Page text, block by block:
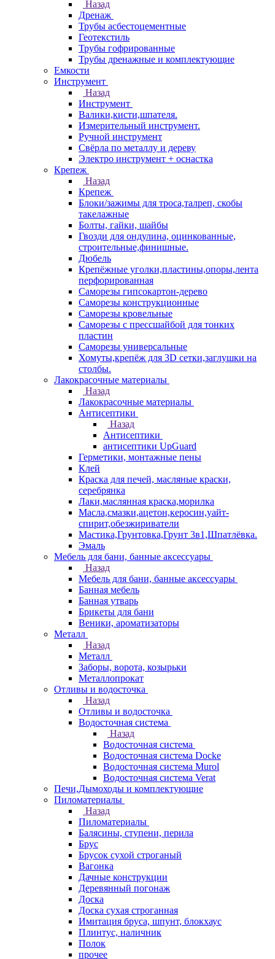
Назад
Дренаж
Трубы асбестоцементные
Геотекстиль
Трубы гофрированные
Трубы дренажные и комплектующие
Емкости
Инструмент
Назад
Инструмент
Валики,кисти,шпателя.
Измерительный инструмент.
Ручной инструмент
Свёрла по металлу и дереву
Электро инструмент + оснастка
Крепеж
Назад
Крепеж
Блоки/зажимы для троса,талреп, скобы
такелажные
Болты, гайки, шайбы
Гвозди для ондулина, оцинкованные,
строительные,финишные.
Дюбель
Крепёжные уголки,пластины,опоры,лента
перфорированная
Саморезы гипсокартон-дерево
Саморезы конструкционные
Саморезы кровельные
Саморезы с прессшайбой для тонких
пластин
Саморезы универсальные
Хомуты,крепёж для 3D сетки,заглушки на
столбы.
Лакокрасочные материалы
Назад
Лакокрасочные материалы
Антисептики
Назад
Антисептики
антисептики UpGuard
Герметики, монтажные пены
Клей
Краска для печей, масляные краски,
серебрянка
Лаки,маслянная краска,морилка
Масла,смазки,ацетон,керосин,уайт-
спирит,обезжириватели
Мастика,Грунтовка,Грунт 3в1,Шпатлёвка.
Эмаль
Мебель для бани, банные аксессуары
Назад
Мебель для бани, банные аксессуары
Банная мебель
Банная утварь
Брикеты для бани
Веники, ароматизаторы
Металл
Назад
Металл
Заборы, ворота, козырьки
Металлопрокат
Отливы и водосточка
Назад
Отливы и водосточка
Водосточная система
Назад
Водосточная система
Водосточная система Docke
Водосточная система Murol
Водосточная система Verat
Печи,Дымоходы и комплектующие
Пиломатериалы
Назад
Пиломатериалы
Балясины, ступени, перила
Брус
Брусок сухой строганый
Вагонка
Дачные конструкции
Деревянный погонаж
Доска
Доска сухая строганная
Имитация бруса, шпунт, блокхаус
Плинтус, наличник
Полок
прочее